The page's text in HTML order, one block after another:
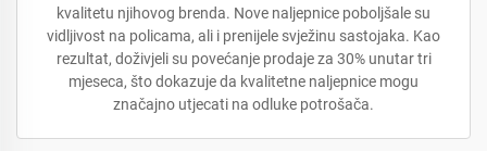
kvalitetu njihovog brenda. Nove naljepnice poboljšale su
vidljivost na policama, ali i prenijele svježinu sastojaka. Kao
rezultat, doživjeli su povećanje prodaje za 30% unutar tri
mjeseca, što dokazuje da kvalitetne naljepnice mogu
značajno utjecati na odluke potrošača.